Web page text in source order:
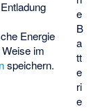
e
B
a
tt
e
ri
e
Energie
im
speichern.